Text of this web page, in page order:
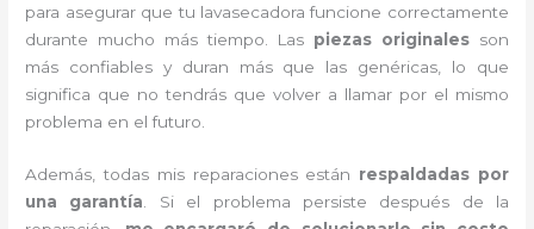
para asegurar que tu lavasecadora funcione correctamente
durante mucho más tiempo. Las piezas originales son
más confiables y duran más que las genéricas, lo que
significa que no tendrás que volver a llamar por el mismo
problema en el futuro.
Además, todas mis reparaciones están respaldadas por
una garantía. Si el problema persiste después de la